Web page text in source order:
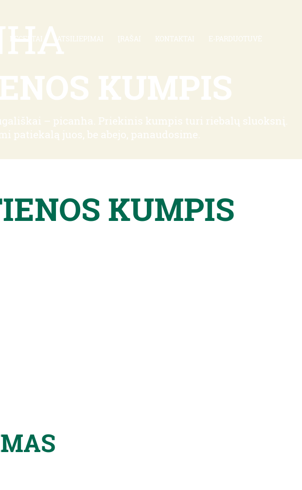
RECEPTAI ATSILIEPIMAI ĮRAŠAI KONTAKTAI E-PARDUOTUVĖ
KUMPIS
– picanha. Priekinis kumpis turi riebalų sluoksnį.
patiekalą juos, be abejo, panaudosime.
KUMPIS